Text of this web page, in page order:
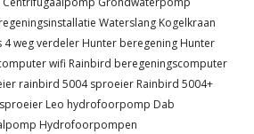
Waterslang Kogelkraan
4 weg verdeler Hunter beregening Hunter
wifi Rainbird beregeningscomputer
rainbird 5004 sproeier Rainbird 5004+
Leo hydrofoorpomp Dab
Hydrofoorpompen